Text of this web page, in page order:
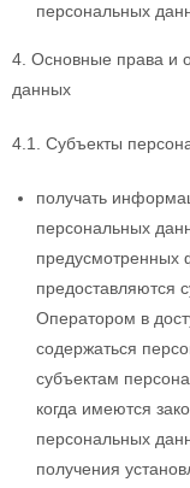
персональных
4. Основные права и
данных
4.1. Субъекты
получать
персональных
предусмотренных
предоставляются
Оператором в
содержаться
субъектам
когда имеются
персональных
получения